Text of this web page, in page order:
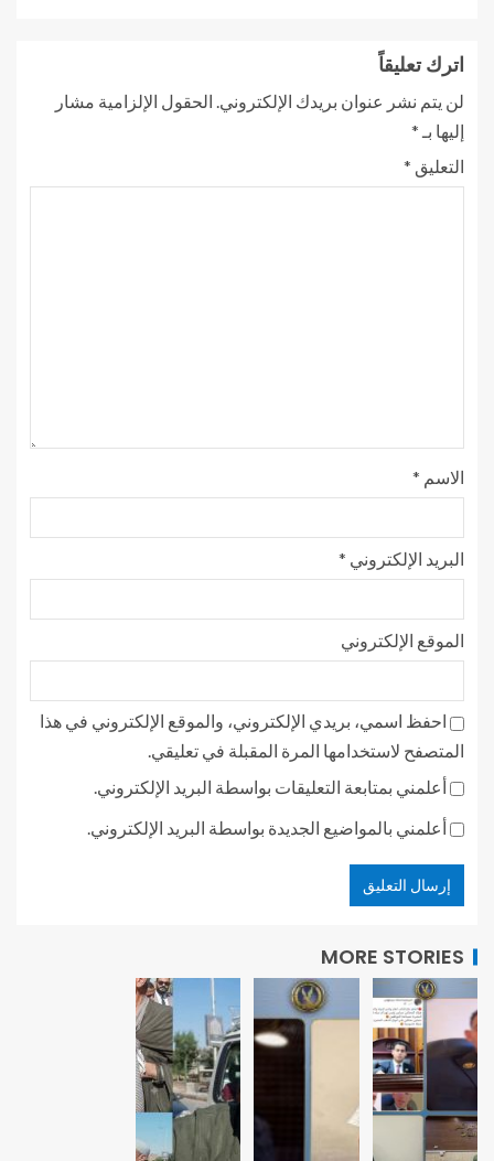
اترك تعليقاً
لن يتم نشر عنوان بريدك الإلكتروني. الحقول الإلزامية مشار
إليها بـ *
التعليق *
الاسم *
البريد الإلكتروني *
الموقع الإلكتروني
احفظ اسمي، بريدي الإلكتروني، والموقع الإلكتروني في هذا
المتصفح لاستخدامها المرة المقبلة في تعليقي.
أعلمني بمتابعة التعليقات بواسطة البريد الإلكتروني.
أعلمني بالمواضيع الجديدة بواسطة البريد الإلكتروني.
MORE STORIES